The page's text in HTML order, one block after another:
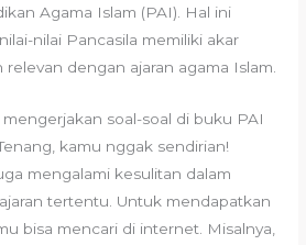
Agama Islam (PAI). Hal ini
nilai Pancasila memiliki akar
dengan ajaran agama Islam.
soal-soal di buku PAI
kamu nggak sendirian!
mengalami kesulitan dalam
tertentu. Untuk mendapatkan
bisa mencari di internet. Misalnya,